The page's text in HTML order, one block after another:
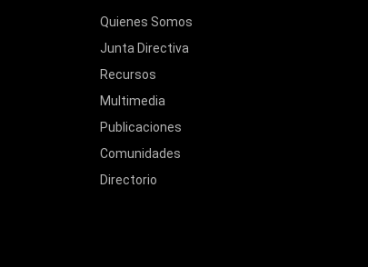
Quienes Somos
Junta Directiva
Recursos
Multimedia
Publicaciones
Comunidades
Directorio